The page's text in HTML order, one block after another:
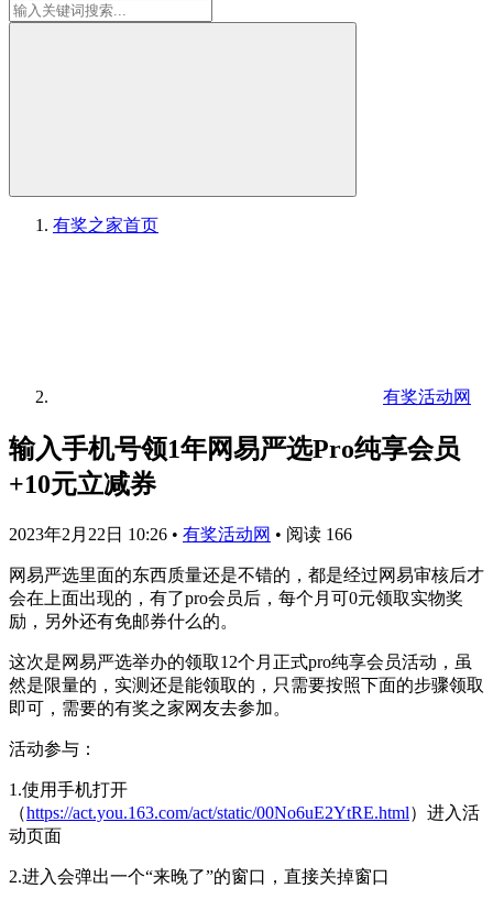
有奖之家首页
有奖活动网
输入手机号领1年网易严选Pro纯享会员
+10元立减券
2023年2月22日 10:26 • 有奖活动网 • 阅读 166
网易严选里面的东西质量还是不错的，都是经过网易审核后才
会在上面出现的，有了pro会员后，每个月可0元领取实物奖
励，另外还有免邮券什么的。
这次是网易严选举办的领取12个月正式pro纯享会员活动，虽
然是限量的，实测还是能领取的，只需要按照下面的步骤领取
即可，需要的有奖之家网友去参加。
活动参与：
1.使用手机打开
（https://act.you.163.com/act/static/00No6uE2YtRE.html）进入活
动页面
2.进入会弹出一个“来晚了”的窗口，直接关掉窗口